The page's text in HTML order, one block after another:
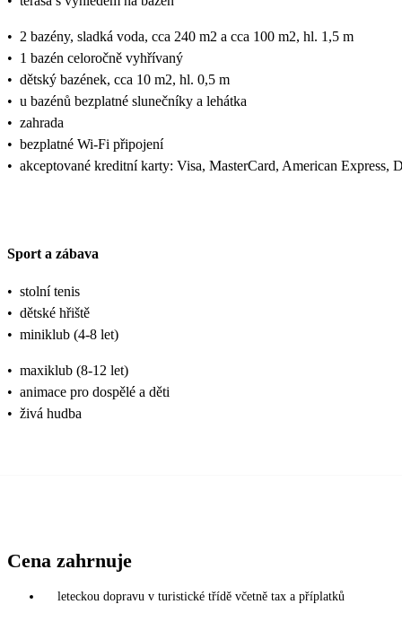
• 2 bazény, sladká voda, cca 240 m2 a cca 100 m2, hl. 1,5 m
• 1 bazén celoročně vyhřívaný
• dětský bazének, cca 10 m2, hl. 0,5 m
• u bazénů bezplatné slunečníky a lehátka
• zahrada
• bezplatné Wi-Fi připojení
• akceptované kreditní karty: Visa, MasterCard, American Express,
Sport a zábava
• stolní tenis
• dětské hřiště
• miniklub (4-8 let)
• maxiklub (8-12 let)
• animace pro dospělé a děti
• živá hudba
Cena zahrnuje
leteckou dopravu v turistické třídě včetně tax a příplatků